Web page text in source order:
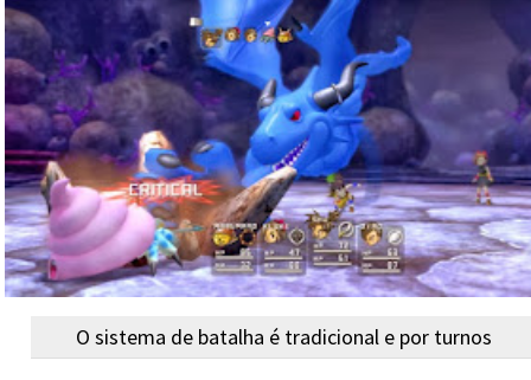
O sistema de batalha é tradicional e por turnos